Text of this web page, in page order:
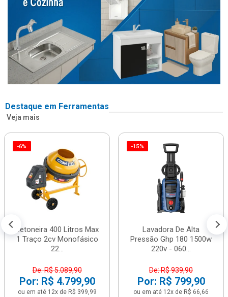
Destaque em Ferramentas
Veja mais
-6%
Betoneira 400 Litros Max
1 Traço 2cv Monofásico
22...
De: R$ 5.089,90
Por: R$ 4.799,90
ou em até 12x de R$ 399,99
-15%
Lavadora De Alta
Pressão Ghp 180 1500w
220v - 060...
De: R$ 939,90
Por: R$ 799,90
ou em até 12x de R$ 66,66